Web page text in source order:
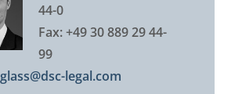
44-0
Fax: +49 30 889 29 44-
99
glass@dsc-legal.com